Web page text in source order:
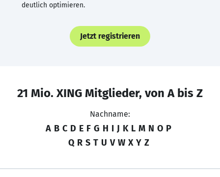
deutlich optimieren.
Jetzt registrieren
21 Mio. XING Mitglieder, von A bis Z
Nachname:
A B C D E F G H I J K L M N O P
Q R S T U V W X Y Z